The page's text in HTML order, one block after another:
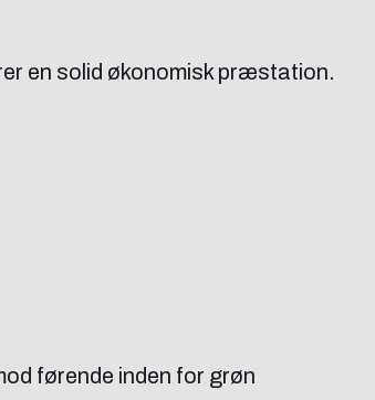
en solid økonomisk præstation.
førende inden for grøn